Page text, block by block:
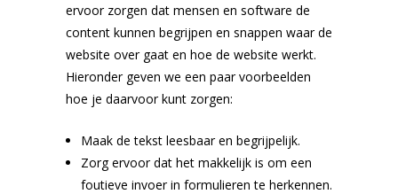
ervoor zorgen dat mensen en software de
content kunnen begrijpen en snappen waar de
website over gaat en hoe de website werkt.
Hieronder geven we een paar voorbeelden
hoe je daarvoor kunt zorgen:
Maak de tekst leesbaar en begrijpelijk.
Zorg ervoor dat het makkelijk is om een
foutieve invoer in formulieren te herkennen.